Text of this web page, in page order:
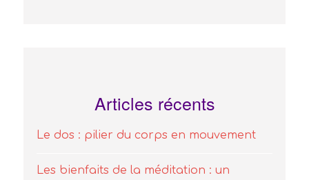
Articles récents
Le dos : pilier du corps en mouvement
Les bienfaits de la méditation : un